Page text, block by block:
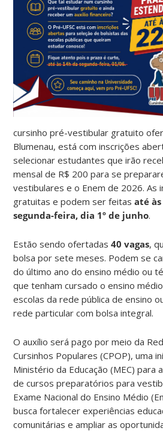
cursinho pré-vestibular gratuito
Blumenau, está com inscrições
selecionar estudantes que irão
mensal de R$ 200 para se
vestibulares e o Enem de 2026. As
gratuitas e podem ser feitasaté
segunda-feira, dia 1º de junho.
Estão sendo ofertadas40 vagas,
bolsa por sete meses. Podem se
do último ano do ensino médio ou
que tenham cursado o ensino
escolas da rede pública de ensino
rede particular com bolsa integral.
O auxílio será pago por meio da
Cursinhos Populares (CPOP), uma
Ministério da Educação (MEC) para
de cursos preparatórios para
Exame Nacional do Ensino Médio
busca fortalecer experiências
comunitárias e ampliar as